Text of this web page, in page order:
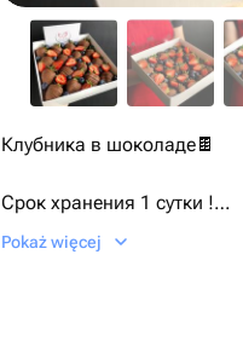
Клубника в шоколаде🍫
Срок хранения 1 сутки !
Съесть лучше всего в
Pokaż więcej